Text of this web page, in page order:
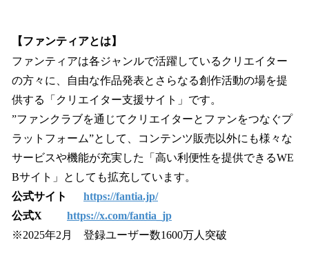
【ファンティアとは】
ファンティアは各ジャンルで活躍しているクリエイター
の方々に、自由な作品発表とさらなる創作活動の場を提
供する「クリエイター支援サイト」です。
”ファンクラブを通じてクリエイターとファンをつなぐプ
ラットフォーム”として、コンテンツ販売以外にも様々な
サービスや機能が充実した「高い利便性を提供できるWE
Bサイト」としても拡充しています。
公式サイト https://fantia.jp/
公式X https://x.com/fantia_jp
※2025年2月 登録ユーザー数1600万人突破